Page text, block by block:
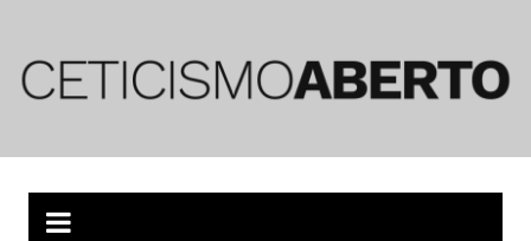
conteúdo